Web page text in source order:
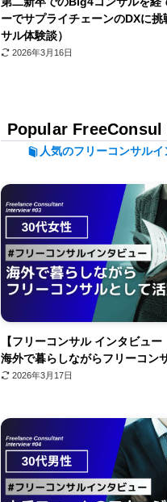
ーでサプライチェーンのDXに
サル体験談）
2026年3月16日
Popular
人気のフリーコンサル
【フリーコンサル インタビュー
海外で暮らしながらフリーコン
2026年3月17日